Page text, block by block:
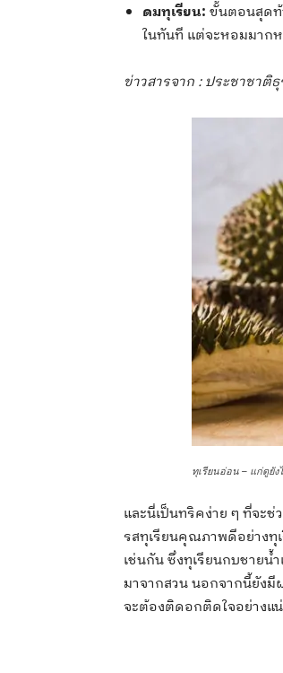
ดมทุเรียน: ขั้นตอนสุดท้
ในทันที แต่จะหอมมาก
ข่าวสารจาก : ประชาชาติ
ทุเรียนอ่อน – แก่ดูยัง
และนี่เป็นทริคง่าย ๆ ที่จะ
รสทุเรียนคุณภาพดีอย่างทุ
เช่นกัน ซึ่งทุเรียนกบชายน้
มาจากสวน นอกจากนี้ยัง
จะต้องติดอกติดใจอย่างแ